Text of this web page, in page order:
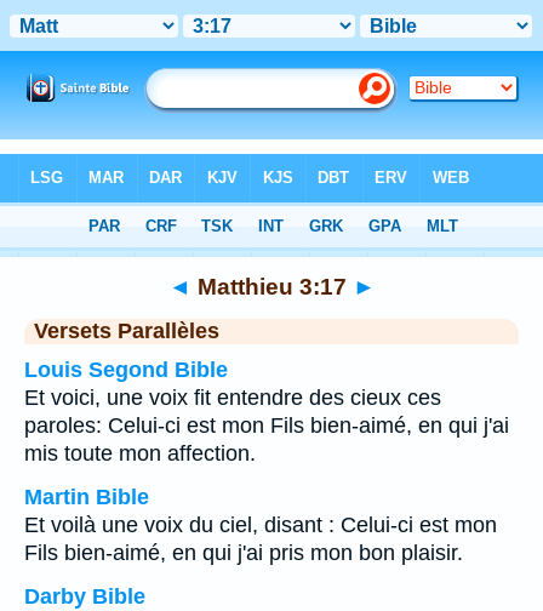
Chapitre 3 > Verset 17
◄ Matthieu 3:17 ►
Versets Parallèles
Louis Segond Bible
Et voici, une voix fit entendre des cieux ces
paroles: Celui-ci est mon Fils bien-aimé, en qui j'ai
mis toute mon affection.
Martin Bible
Et voilà une voix du ciel, disant : Celui-ci est mon
Fils bien-aimé, en qui j'ai pris mon bon plaisir.
Darby Bible